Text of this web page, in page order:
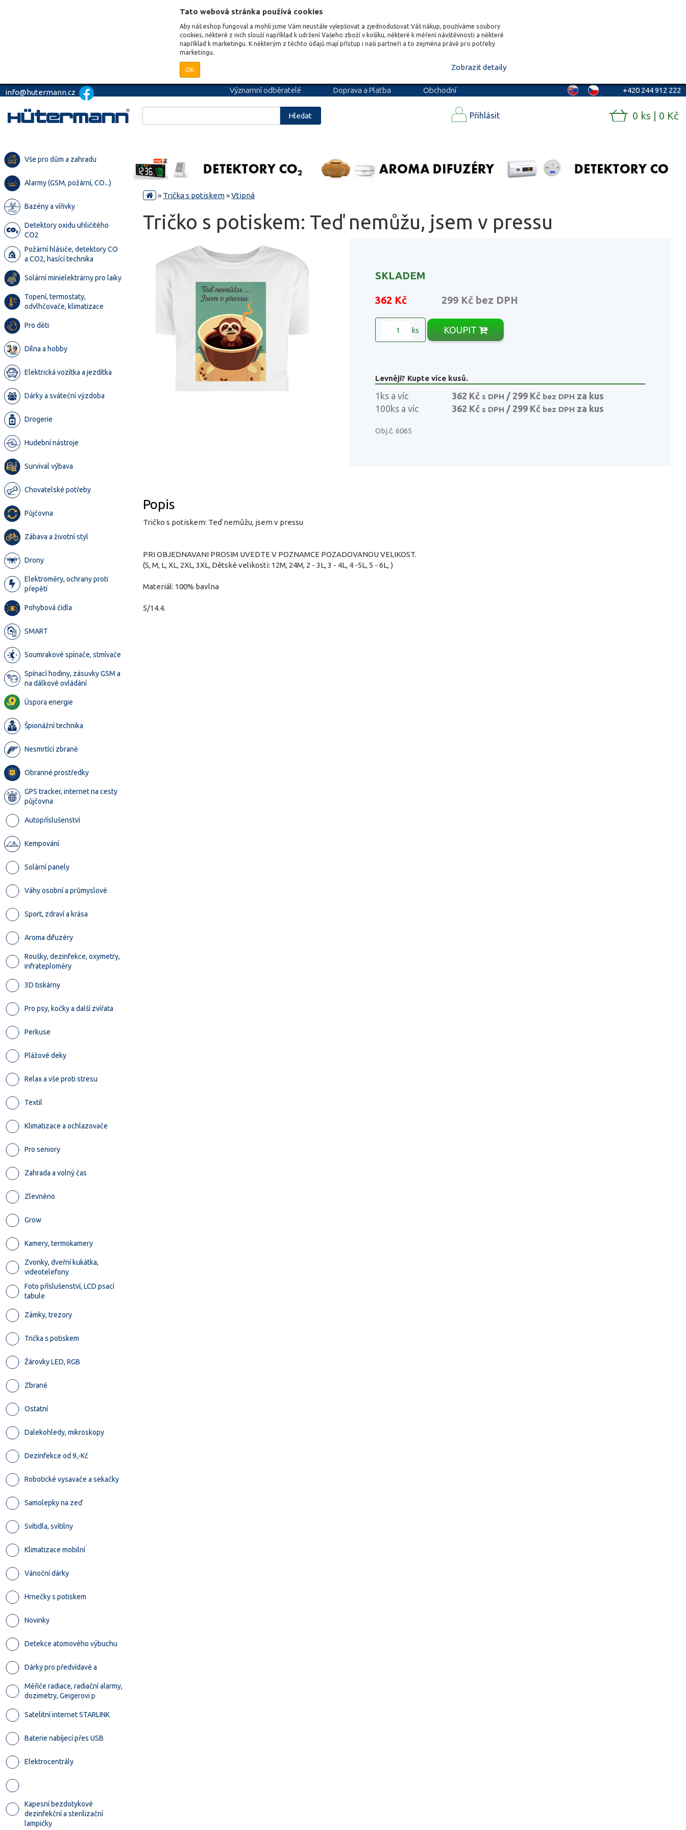
Tato webová stránka používá cookies
Aby náš eshop fungoval a mohli jsme Vám neustále vylepšovat a zjednodušovat Váš nákup, používáme soubory
cookies, některé z nich slouží například k udržení Vašeho zboží v košíku, některé k měření návštěvnosti a některé
například k marketingu. K některým z těchto údajů mají přístup i naši partneři a to zejména právě pro potřeby
marketingu.
OK Zobrazit detaily
info@hutermann.cz Významní odběratelé Doprava a Platba
Obchodní
+420 244 912 222
Hledat Přihlásit 0 ks | 0 Kč
Vše pro dům a zahradu
Alarmy (GSM, požární, CO...)
Bazény a vířivky
Detektory oxidu uhličitého
CO2
Požární hlásiče, detektory CO
a CO2, hasící technika
Solární minielektrárny pro laiky
Topení, termostaty,
odvlhčovače, klimatizace
Pro děti
Dílna a hobby
Elektrická vozítka a jezdítka
Dárky a sváteční výzdoba
Drogerie
Hudební nástroje
Survival výbava
Chovatelské potřeby
Půjčovna
Zábava a životní styl
Drony
Elektroměry, ochrany proti
přepětí
Pohybová čidla
SMART
Soumrakové spínače, stmívače
Spínací hodiny, zásuvky GSM a
na dálkové ovládání
Úspora energie
Špionážní technika
Nesmrtící zbraně
Obranné prostředky
GPS tracker, internet na cesty
půjčovna
Autopříslušenství
Kempování
Solární panely
Váhy osobní a průmyslové
Sport, zdraví a krása
Aroma difuzéry
Roušky, dezinfekce, oxymetry,
infrateploměry
3D tiskárny
Pro psy, kočky a další zvířata
Perkuse
Plážové deky
Relax a vše proti stresu
Textil
Klimatizace a ochlazovače
Pro seniory
Zahrada a volný čas
Zlevněno
Grow
Kamery, termokamery
Zvonky, dveřní kukátka,
videotelefony
Foto příslušenství, LCD psací
tabule
Zámky, trezory
Trička s potiskem
Žárovky LED, RGB
Zbraně
Ostatní
Dalekohledy, mikroskopy
Dezinfekce od 9,-Kč
Robotické vysavače a sekačky
Samolepky na zeď
Svítidla, svítilny
Klimatizace mobilní
Vánoční dárky
Hrnečky s potiskem
Novinky
Detekce atomového výbuchu
Dárky pro předvídavé a
Měřiče radiace, radiační alarmy,
dozimetry, Geigerovi p
Satelitní internet STARLINK
Baterie nabíjecí přes USB
Elektrocentrály
Kapesní bezdotykové
dezinfekční a sterilizační
lampičky
» Trička s potiskem»Vtipná
Tričko s potiskem: Teď nemůžu, jsem v pressu
SKLADEM
362 Kč 299 Kč bez DPH
ks KOUPIT
Levněji? Kupte více kusů.
1ks a víc 362 Kčs DPH / 299 Kč bez DPH za kus
100ks a víc
362 Kčs DPH / 299 Kč bez DPH za kus
Obj.č. 6065
Popis
Tričko s potiskem: Teď nemůžu, jsem v pressu
PRI OBJEDNAVANI PROSIM UVEDTE V POZNAMCE POZADOVANOU VELIKOST.
(S, M, L, XL, 2XL, 3XL, Dětské velikosti: 12M, 24M, 2 - 3L, 3 - 4L, 4 -5L, 5 - 6L, )
Materiál: 100% bavlna
5/14.4.